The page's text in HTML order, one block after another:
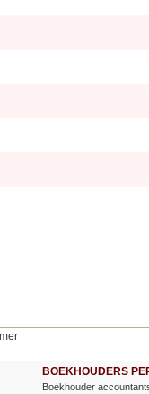
BOEKHOUDERS
Boekhouder